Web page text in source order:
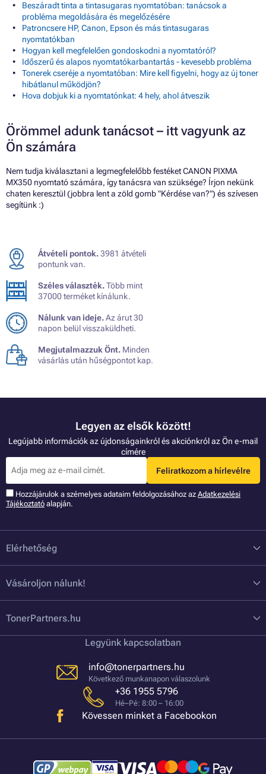
Beszáradt tinta a tintasugaras nyomtatóban: tanácsok a
probléma megoldására és megelőzésére
Patroncsere HP, Canon, Epson és más tintasugaras
nyomtatókban
Hogyan kell megfelelően gondoskodni a nyomtatóról?
Időszerű és alapos nyomtatókarbantartás - kevesebb probléma
Tonerek cseréje a nyomtatóban: Mire kell figyelni, hogy az új toner
hibátlanul működjön?
Hova dobjuk ki a nyomtatónkat: 4 hely, ahol átveszik
Örömmel adunk tanácsot – itt vagyunk az
Ön számára
Nem tudja kiválasztani a legmegfelelőbb festéket CANON PIXMA
MX350 nyomtató számára, így tanácsra van szüksége? Írjon nekünk
chaten keresztül (jobbra lent a zöld gomb "Kérdése van?") és szívesen
segítünk :)
Átvételi pontok.3981 átvételi
pontunk van.
Széles választék.Több mint
37000 terméket kínálunk.
Nálunk van ideje.Az árut 30
napon belül visszaküldheti.
Megjutalmazzuk Önt. Minden
vásárlás után hűségpontot kap.
Legyen az elsők között!
Legújabb információk az újdonságainkról és akciónkról az Ön e-mail
címére
Feliratkozom a hírlevélre
Hozzájárulok a szémelyes adataim feldolgozásához az Adatkezelési
Tájékoztató alapján.
Elérhetőség
Vásároljon nálunk!
TonerPartners.hu
Legyünk kapcsolatban
info@tonerpartners.hu
Következő munkanapon válaszolunk
+36 1955 5796
Hé–Pé: 8:00 – 16:00
Kövessen minket a Facebookon